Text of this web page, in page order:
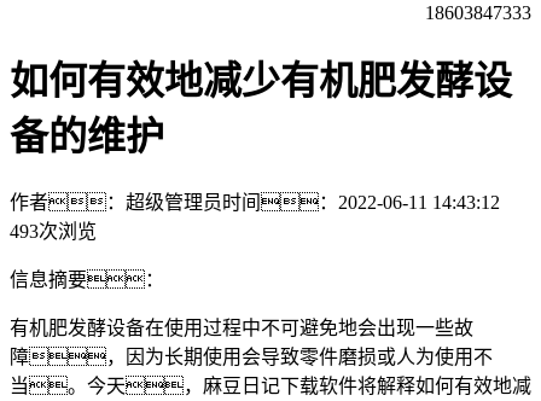
18603847333
如何有效地减少有机肥发酵设
备的维护
作者：超级管理员 时间：2022-06-11 14:43:12
493次浏览
信息摘要：
有机肥发酵设备在使用过程中不可避免地会出现一些故
障，因为长期使用会导致零件磨损或人为使用不
当。今天，麻豆日记下载软件将解释如何有效地减